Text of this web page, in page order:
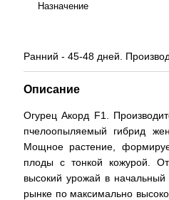
Назначение
Ранний - 45-48 дней.
Описание
Огурец Акорд F1.
пчелоопыляемый гибрид
Мощное растение,
плоды с тонкой кожурой.
высокий урожай в
рынке по максимально